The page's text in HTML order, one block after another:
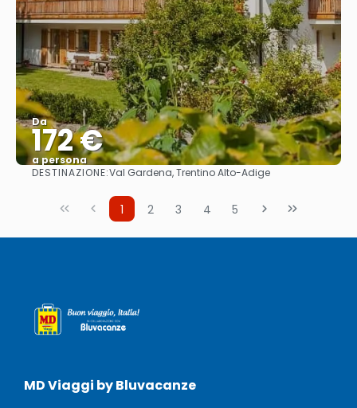
Da
172 €
a persona
Vedere
DESTINAZIONE:Val Gardena, Trentino Alto-Adige
1 2 3 4 5
MD Viaggi by Bluvacanze